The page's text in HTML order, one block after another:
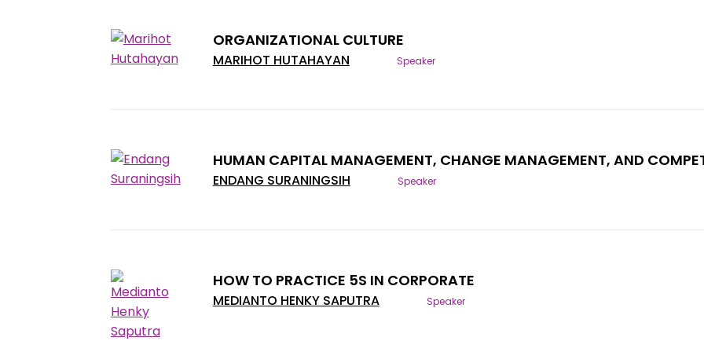
ORGANIZATIONAL CULTURE
MARIHOT HUTAHAYAN Speaker
HUMAN CAPITAL MANAGEMENT, CHANGE MANAGEMENT, AND
ENDANG SURANINGSIH Speaker
HOW TO PRACTICE 5S IN CORPORATE
MEDIANTO HENKY SAPUTRA Speaker